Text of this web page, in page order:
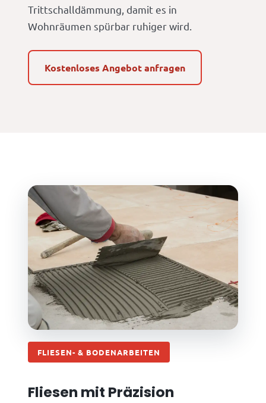
Trittschalldämmung, damit es in
Wohnräumen spürbar ruhiger wird.
Kostenloses Angebot anfragen
FLIESEN- & BODENARBEITEN
Fliesen mit Präzision